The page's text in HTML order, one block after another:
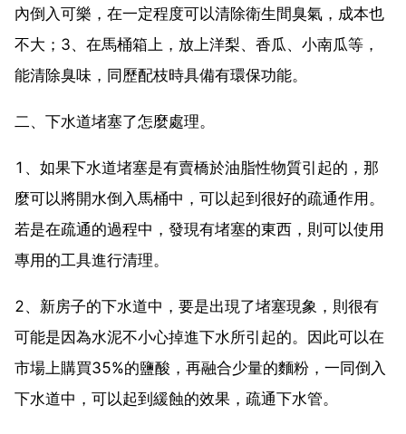
內倒入可樂，在一定程度可以清除衛生間臭氣，成本也
不大；3、在馬桶箱上，放上洋梨、香瓜、小南瓜等，
能清除臭味，同歷配枝時具備有環保功能。
二、下水道堵塞了怎麼處理。
1、如果下水道堵塞是有賣橋於油脂性物質引起的，那
麼可以將開水倒入馬桶中，可以起到很好的疏通作用。
若是在疏通的過程中，發現有堵塞的東西，則可以使用
專用的工具進行清理。
2、新房子的下水道中，要是出現了堵塞現象，則很有
可能是因為水泥不小心掉進下水所引起的。因此可以在
市場上購買35%的鹽酸，再融合少量的麵粉，一同倒入
下水道中，可以起到緩蝕的效果，疏通下水管。